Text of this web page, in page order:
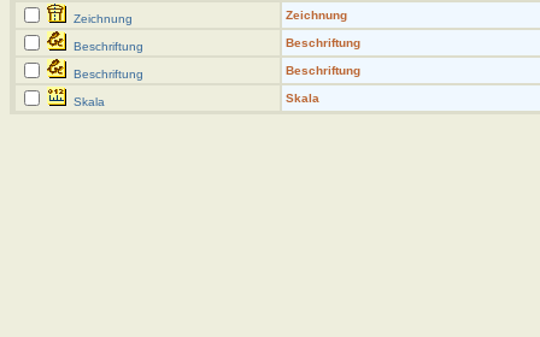
Zeichnung
Zeichnung
Beschriftung Beschriftung
Beschriftung Beschriftung
Skala Skala